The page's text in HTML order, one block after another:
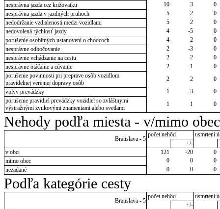
nesprávna jazda cez križovatku
10 3
0
nesprávna jazda v jazdných pruhoch
5 2
0
nedodržanie vzdialenosti medzi vozidlami
5 2
0
nedovolená rýchlosť jazdy
4 -5
0
porušenie osobitných ustanovení o chodcoch
4 2
0
nesprávne odbočovanie
2 -3
0
nesprávne vchádzanie na cestu
2 2
0
nesprávne otáčanie a cúvanie
2 -1
0
porušenie povinnosti pri preprave osôb vozidlom
pravidelnej verejnej dopravy osôb
2 2
0
vplyv prevádzky
1 -3
0
porušenie pravidiel prevádzky vozidiel so zvláštnymi
výstražnými zvukovými znameniami alebo svetlami
1 1 0
Nehody podľa miesta - v/mimo obec
Bratislava - 5
počet nehôd
usmrtení
+/-
v obci
121 -20
0
mimo obec
0 0
0
nezadané
0 0 0
Podľa kategórie cesty
Bratislava - 5
počet nehôd
usmrtení
+/-